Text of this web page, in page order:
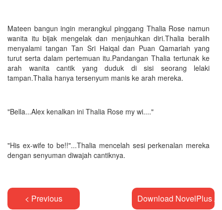
Mateen bangun ingin merangkul pinggang Thalia Rose namun
wanita itu bijak mengelak dan menjauhkan diri.Thalia beralih
menyalami tangan Tan Sri Haiqal dan Puan Qamariah yang
turut serta dalam pertemuan itu.Pandangan Thalia tertunak ke
arah wanita cantik yang duduk di sisi seorang lelaki
tampan.Thalia hanya tersenyum manis ke arah mereka.
"Bella...Alex kenalkan ini Thalia Rose my wi...."
"His ex-wife to be!!"...Thalia mencelah sesi perkenalan mereka
dengan senyuman diwajah cantiknya.
< Previous Download NovelPlus